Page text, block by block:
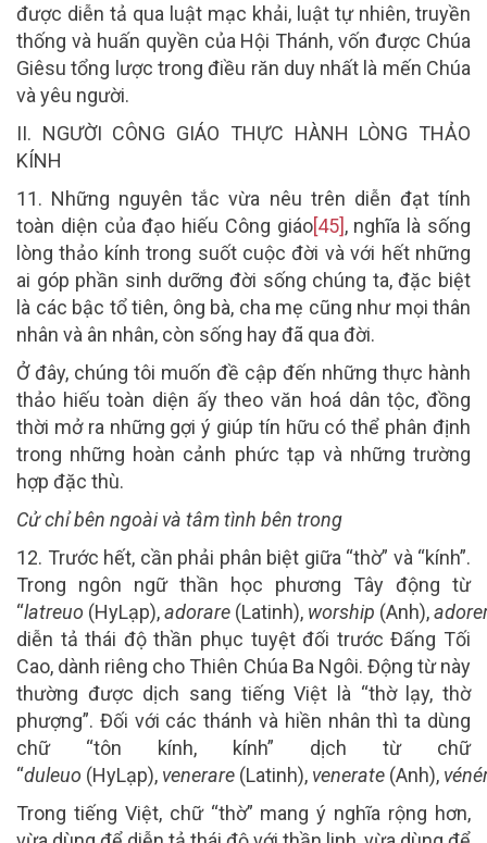
được diễn tả qua luật mạc khải, luật tự nhiên, truyền
thống và huấn quyền của Hội Thánh, vốn được Chúa
Giêsu tổng lược trong điều răn duy nhất là mến Chúa
và yêu người.
II. NGƯỜI CÔNG GIÁO THỰC HÀNH LÒNG THẢO
KÍNH
11. Những nguyên tắc vừa nêu trên diễn đạt tính
toàn diện của đạo hiếu Công giáo[45], nghĩa là sống
lòng thảo kính trong suốt cuộc đời và với hết những
ai góp phần sinh dưỡng đời sống chúng ta, đặc biệt
là các bậc tổ tiên, ông bà, cha mẹ cũng như mọi thân
nhân và ân nhân, còn sống hay đã qua đời.
Ở đây, chúng tôi muốn đề cập đến những thực hành
thảo hiếu toàn diện ấy theo văn hoá dân tộc, đồng
thời mở ra những gợi ý giúp tín hữu có thể phân định
trong những hoàn cảnh phức tạp và những trường
hợp đặc thù.
Cửchỉbên ngoài và tâmtình bên trong
12. Trước hết, cần phải phân biệt giữa “thờ” và “kính”.
Trong ngôn ngữ thần học phương Tây động từ
“latreuo (HyLạp),adorare (Latinh), worship (Anh),
diễn tả thái độ thần phục tuyệt đối trước Đấng Tối
Cao, dành riêng cho Thiên Chúa Ba Ngôi. Động từ này
thường được dịch sang tiếng Việt là “thờ lạy, thờ
phượng”. Đối với các thánh và hiền nhân thì ta dùng
chữ “tôn kính, kính” dịch từ chữ
“duleuo (HyLạp), venerare (Latinh), venerate (Anh),
Trong tiếng Việt, chữ “thờ” mang ý nghĩa rộng hơn,